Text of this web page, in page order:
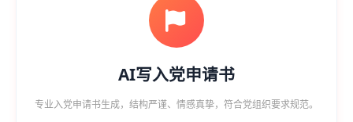
AI写入党申请书
专业入党申请书生成，结构严谨、情感真挚，符合党组织要求规范。